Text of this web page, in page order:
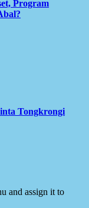
Program
Tongkrongi
and assign it to